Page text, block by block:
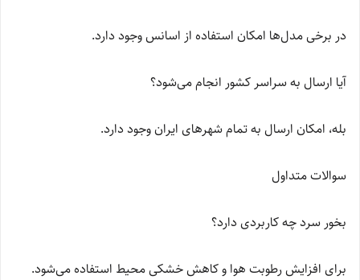
در برخی مدل‌ها امکان استفاده از اسانس وجود دارد.
آیا ارسال به سراسر کشور انجام می‌شود؟
بله، امکان ارسال به تمام شهرهای ایران وجود دارد.
سوالات متداول
بخور سرد چه کاربردی دارد؟
برای افزایش رطوبت هوا و کاهش خشکی محیط استفاده می‌شود.